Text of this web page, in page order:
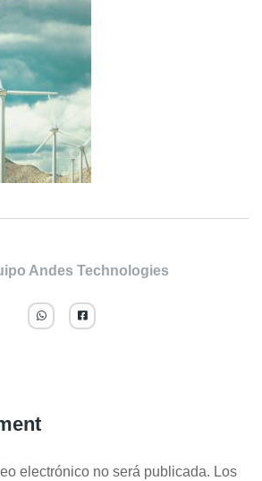
Andes Technologies
electrónico no será publicada. Los